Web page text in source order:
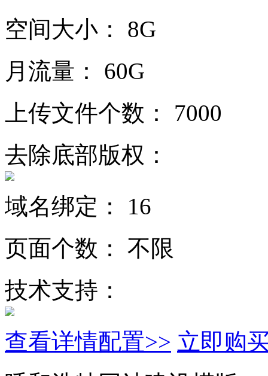
空间大小：
8G
月流量：
60G
上传文件个数：
7000
去除底部版权：
域名绑定：
16
页面个数：
不限
技术支持：
查看详情配置>> 立即购